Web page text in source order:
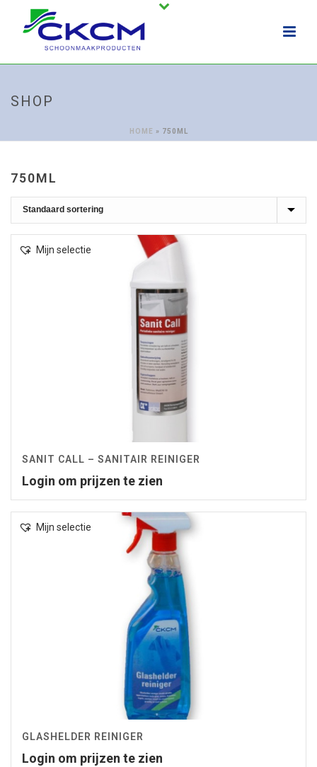
SHOP
HOME » 750ML
750ML
Mijn selectie
SANIT CALL – SANITAIR REINIGER
Login om prijzen te zien
Mijn selectie
GLASHELDER REINIGER
Login om prijzen te zien